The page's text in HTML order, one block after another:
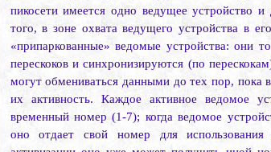
пикосети имеется одно ведущее устройство
того, в зоне охвата ведущего устройства в
«припаркованные» ведомые устройства: они
перескоков и синхронизируются (по
могут обмениваться данными до тех пор, пока
их активность. Каждое активное ведомое
временный номер (1-7); когда ведомое
оно отдает свой номер для использования